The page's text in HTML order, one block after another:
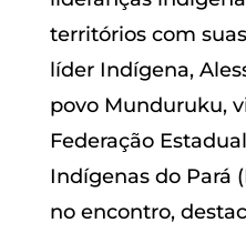
territórios com
líder Indígena,
povo Munduruku,
Federação
Indígenas do Pará
no encontro,